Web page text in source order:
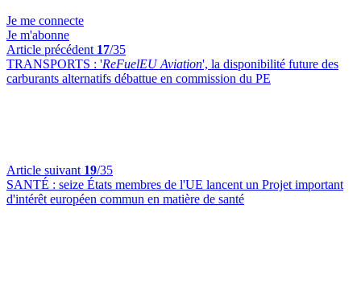
Je me connecte
Je m'abonne
Article précédent 17/35
TRANSPORTS : 'ReFuelEU Aviation', la disponibilité future des
carburants alternatifs débattue en commission du PE
Article suivant 19/35
SANTÉ : seize États membres de l'UE lancent un Projet important
d'intérêt européen commun en matière de santé